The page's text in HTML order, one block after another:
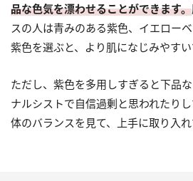
品な色気を漂わせることができます。
スの人は青みのある紫色、イエロー
紫色を選ぶと、より肌になじみやすい
ただし、紫色を多用しすぎると下品な
ナルシストで自信過剰と思われたり
体のバランスを見て、上手に取り入れ